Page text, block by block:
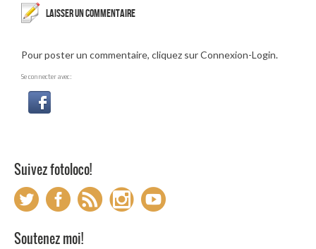
LAISSER UN COMMENTAIRE
Pour poster un commentaire, cliquez sur Connexion-Login.
Se connecter avec:
Suivez fotoloco!
Soutenez moi!